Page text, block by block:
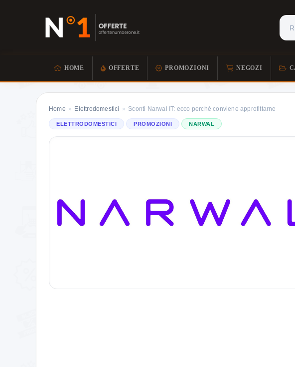
HOME OFFERTE PROMOZIONI NEGOZI
Home » Elettrodomestici » Sconti Narwal IT: ecco perché conviene approfittarne
ELETTRODOMESTICI PROMOZIONI NARWAL